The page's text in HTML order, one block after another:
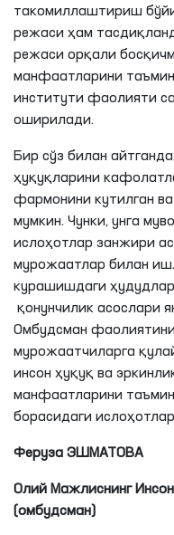
такомиллаштириш
режаси ҳам
режаси орқали
манфаатларини
институти фаолияти
оширилади.
Бир сўз билан
ҳуқуқларини
фармонини кутилган
мумкин. Чунки, унга
ислоҳотлар занжири
мурожаатлар билан
курашишдаги
қонунчилик асослари
Омбудсман
мурожаатчиларга
инсон ҳуқуқ ва
манфаатларини
борасидаги
Феруза ЭШМАТОВА
Олий Мажлиснинг
(омбудсман)